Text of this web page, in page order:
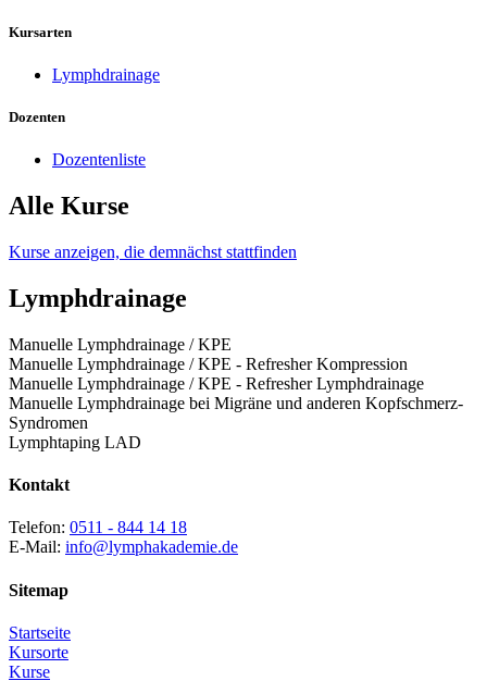
Kursarten
Lymphdrainage
Dozenten
Dozentenliste
Alle Kurse
Kurse anzeigen, die demnächst stattfinden
Lymphdrainage
Manuelle Lymphdrainage / KPE
Manuelle Lymphdrainage / KPE - Refresher Kompression
Manuelle Lymphdrainage / KPE - Refresher Lymphdrainage
Manuelle Lymphdrainage bei Migräne und anderen Kopfschmerz-
Syndromen
Lymphtaping LAD
Kontakt
Telefon: 0511 - 844 14 18
E-Mail: info@lymphakademie.de
Sitemap
Startseite
Kursorte
Kurse